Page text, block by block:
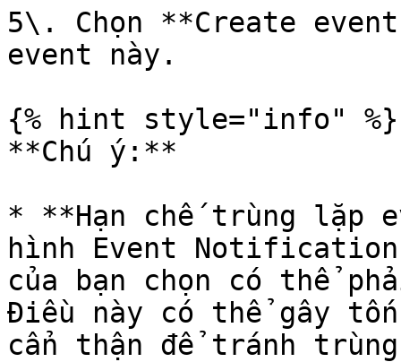
5\. Chọn **Create
event này.
{% hint style="info" %}
**Chú ý:**
* **Hạn chế trùng lặp
hình Event
của bạn chọn có thể
Điều này có thể gây
cẩn thận để tránh